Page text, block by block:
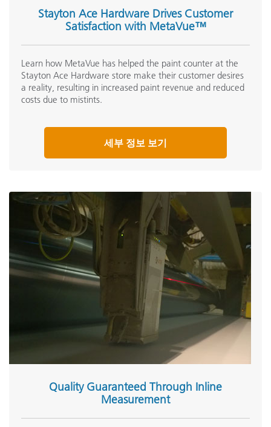
Stayton Ace Hardware Drives Customer
Satisfaction with MetaVue™
Learn how MetaVue has helped the paint counter at the
Stayton Ace Hardware store make their customer desires
a reality, resulting in increased paint revenue and reduced
costs due to mistints.
세부 정보 보기
Quality Guaranteed Through Inline
Measurement